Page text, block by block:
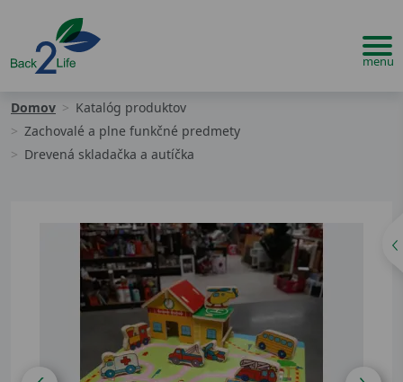
Domov
Katalóg produktov
Zachovalé a plne funkčné predmety
Drevená skladačka a autíčka